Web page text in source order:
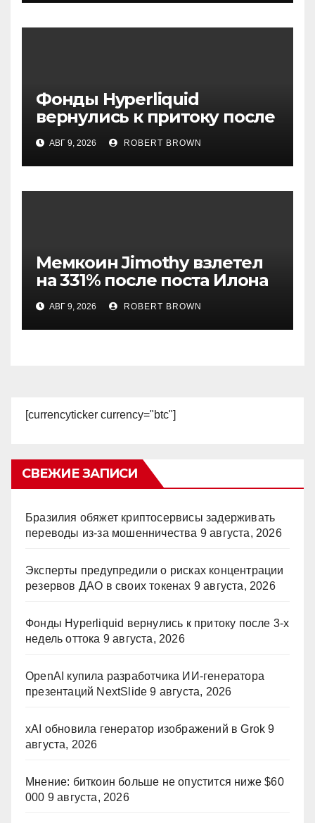
Фонды Hyperliquid
вернулись к притоку после
3-х недель оттока
АВГ 9, 2026 ROBERT BROWN
Мемкоин Jimothy взлетел
на 331% после поста Илона
Маска
АВГ 9, 2026 ROBERT BROWN
[currencyticker currency="btc"]
СВЕЖИЕ ЗАПИСИ
Бразилия обяжет криптосервисы задерживать
переводы из-за мошенничества 9 августа, 2026
Эксперты предупредили о рисках концентрации
резервов ДАО в своих токенах 9 августа, 2026
Фонды Hyperliquid вернулись к притоку после 3-х
недель оттока 9 августа, 2026
OpenAI купила разработчика ИИ-генератора
презентаций NextSlide 9 августа, 2026
xAI обновила генератор изображений в Grok 9
августа, 2026
Мнение: биткоин больше не опустится ниже $60
000 9 августа, 2026